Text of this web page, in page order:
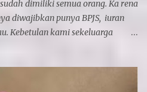
dimiliki semua orang. Ka rena
diwajibkan punya BPJS, iuran
Kebetulan kami sekeluarga
ke rumah sakit bila tidak bisa
padahal gak sekaku dan